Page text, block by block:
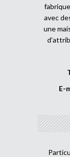
avec
une
E-